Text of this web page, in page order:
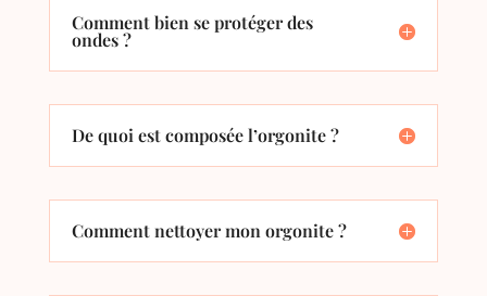
Comment bien se protéger des
ondes ?
De quoi est composée l’orgonite ?
Comment nettoyer mon orgonite ?